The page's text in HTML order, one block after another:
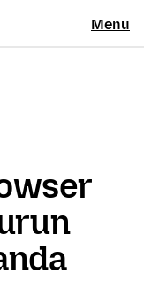
Menu